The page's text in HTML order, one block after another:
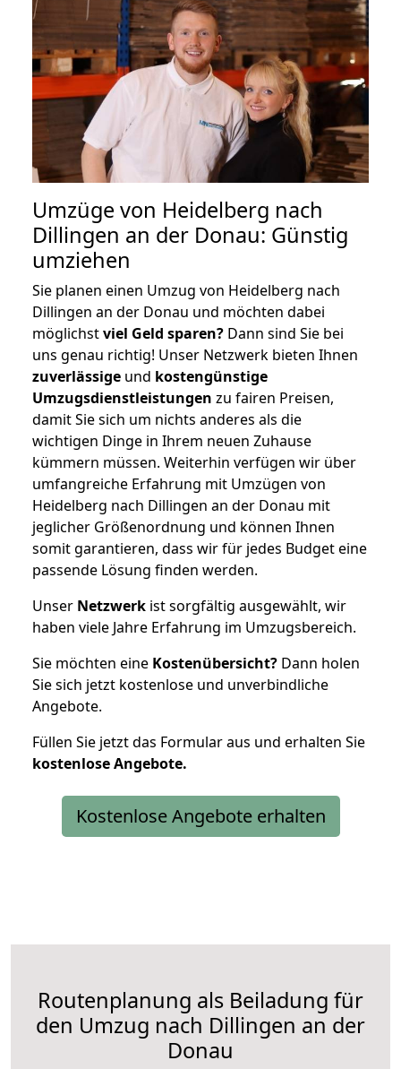
Umzüge von Heidelberg nach
Dillingen an der Donau: Günstig
umziehen
Sie planen einen Umzug von Heidelberg nach
Dillingen an der Donau und möchten dabei
möglichstviel Geld sparen? Dann sind Sie bei
uns genau richtig! Unser Netzwerk bieten Ihnen
zuverlässige und kostengünstige
Umzugsdienstleistungen zu fairen Preisen,
damit Sie sich um nichts anderes als die
wichtigen Dinge in Ihrem neuen Zuhause
kümmern müssen. Weiterhin verfügen wir über
umfangreiche Erfahrung mit Umzügen von
Heidelberg nach Dillingen an der Donau mit
jeglicher Größenordnung und können Ihnen
somit garantieren, dass wir für jedes Budget eine
passende Lösung finden werden.
Unser Netzwerk ist sorgfältig ausgewählt, wir
haben viele Jahre Erfahrung im Umzugsbereich.
Sie möchten eine Kostenübersicht? Dann holen
Sie sich jetzt kostenlose und unverbindliche
Angebote.
Füllen Sie jetzt das Formular aus und erhalten Sie
kostenloseAngebote.
Kostenlose Angebote erhalten
Routenplanung als Beiladung für
den Umzug nach Dillingen an der
Donau